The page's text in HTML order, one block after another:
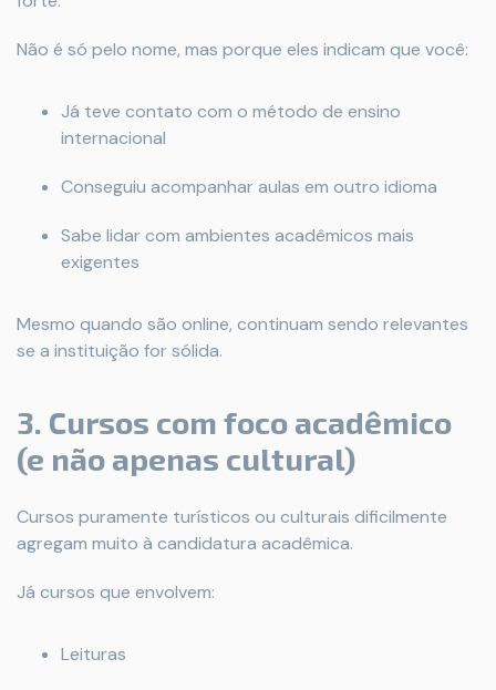
Não é só pelo nome, mas porque eles indicam que você:
Já teve contato com o método de ensino
internacional
Conseguiu acompanhar aulas em outro idioma
Sabe lidar com ambientes acadêmicos mais
exigentes
Mesmo quando são online, continuam sendo relevantes
se a instituição for sólida.
3. Cursos com foco acadêmico
(e não apenas cultural)
Cursos puramente turísticos ou culturais dificilmente
agregam muito à candidatura acadêmica.
Já cursos que envolvem:
Leituras